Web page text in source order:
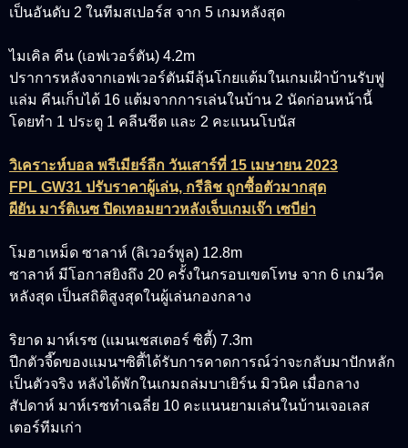
เป็นอันดับ 2 ในทีมสเปอร์ส จาก 5 เกมหลังสุด
ไมเคิล คีน (เอฟเวอร์ตัน) 4.2m
ปราการหลังจากเอฟเวอร์ตันมีลุ้นโกยแต้มในเกมเฝ้าบ้านรับฟู
แล่ม คีนเก็บได้ 16 แต้มจากการเล่นในบ้าน 2 นัดก่อนหน้านี้
โดยทำ 1 ประตู 1 คลีนชีต และ 2 คะแนนโบนัส
วิเคราะห์บอล พรีเมียร์ลีก วันเสาร์ที่ 15 เมษายน 2023
FPL GW31 ปรับราคาผู้เล่น, กรีลิช ถูกซื้อตัวมากสุด
ผียัน มาร์ติเนซ ปิดเทอมยาวหลังเจ็บเกมเจ๊า เซบีย่า
โมฮาเหม็ด ซาลาห์ (ลิเวอร์พูล) 12.8m
ซาลาห์ มีโอกาสยิงถึง 20 ครั้งในกรอบเขตโทษ จาก 6 เกมวีค
หลังสุด เป็นสถิติสูงสุดในผู้เล่นกองกลาง
ริยาด มาห์เรซ (แมนเชสเตอร์ ซิตี้) 7.3m
ปีกตัวจี๊ดของแมนฯซิตี้ได้รับการคาดการณ์ว่าจะกลับมาปักหลัก
เป็นตัวจริง หลังได้พักในเกมถล่มบาเยิร์น มิวนิค เมื่อกลาง
สัปดาห์ มาห์เรซทำเฉลี่ย 10 คะแนนยามเล่นในบ้านเจอเลส
เตอร์ทีมเก่า